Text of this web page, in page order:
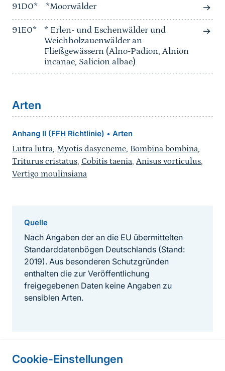
Cookie-Einstellungen
91D0* *Moorwälder
91E0*
* Erlen- und Eschenwälder und
Weichholzauenwälder an
Fließgewässern (Alno-Padion, Alnion
incanae, Salicion albae)
Arten
Anhang II (FFH Richtlinie) • Arten
Lutra lutra, Myotis dasycneme, Bombina bombina,
Triturus cristatus, Cobitis taenia, Anisus vorticulus,
Vertigo moulinsiana
Quelle
Nach Angaben der an die EU übermittelten
Standarddatenbögen Deutschlands (Stand:
2019). Aus besonderen Schutzgründen
enthalten die zur Veröffentlichung
freigegebenen Daten keine Angaben zu
sensiblen Arten.
Informationen zur Seite